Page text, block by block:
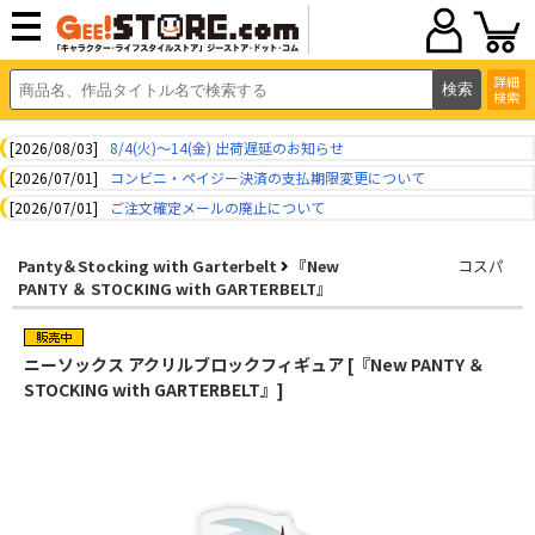
詳細
検索
[2026/08/03]
8/4(火)～14(金) 出荷遅延のお知らせ
[2026/07/01]
コンビニ・ペイジー決済の支払期限変更について
[2026/07/01]
ご注文確定メールの廃止について
Panty＆Stocking with Garterbelt
『New
PANTY ＆ STOCKING with GARTERBELT』
コスパ
ニーソックス アクリルブロックフィギュア [『New PANTY ＆
STOCKING with GARTERBELT』]